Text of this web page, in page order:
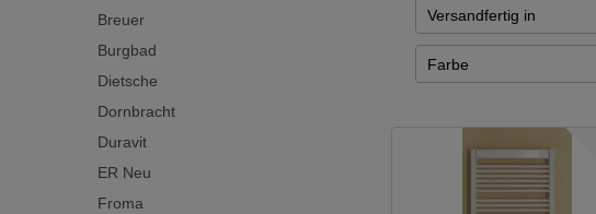
Breuer
Burgbad
Dietsche
Dornbracht
Duravit
ER Neu
Froma
Versandfertig in
3 - 7 Tage
6 - 12 Tage
Farbe
chrom